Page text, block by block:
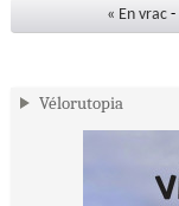
« En vrac -
Vélorutopia